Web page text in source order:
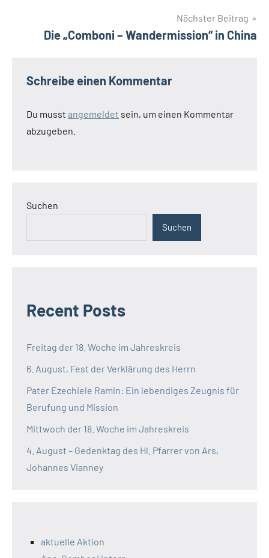
Nächster Beitrag
Die „Comboni – Wandermission“ in China
Schreibe einen Kommentar
Du musst angemeldet sein, um einen Kommentar
abzugeben.
Suchen
Suchen
Recent Posts
Freitag der 18. Woche im Jahreskreis
6. August, Fest der Verklärung des Herrn
Pater Ezechiele Ramin: Ein lebendiges Zeugnis für
Berufung und Mission
Mittwoch der 18. Woche im Jahreskreis
4. August – Gedenktag des Hl. Pfarrer von Ars,
Johannes Vianney
aktuelle Aktion